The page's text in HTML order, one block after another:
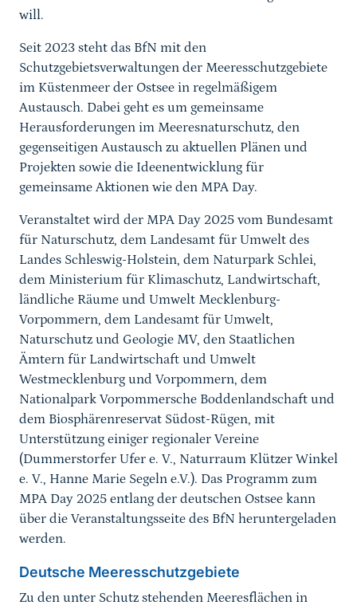
will.
Seit 2023 steht das BfN mit den
Schutzgebietsverwaltungen der Meeresschutzgebiete
im Küstenmeer der Ostsee in regelmäßigem
Austausch. Dabei geht es um gemeinsame
Herausforderungen im Meeresnaturschutz, den
gegenseitigen Austausch zu aktuellen Plänen und
Projekten sowie die Ideenentwicklung für
gemeinsame Aktionen wie den MPA Day.
Veranstaltet wird der MPA Day 2025 vom Bundesamt
für Naturschutz, dem Landesamt für Umwelt des
Landes Schleswig-Holstein, dem Naturpark Schlei,
dem Ministerium für Klimaschutz, Landwirtschaft,
ländliche Räume und Umwelt Mecklenburg-
Vorpommern, dem Landesamt für Umwelt,
Naturschutz und Geologie MV, den Staatlichen
Ämtern für Landwirtschaft und Umwelt
Westmecklenburg und Vorpommern, dem
Nationalpark Vorpommersche Boddenlandschaft und
dem Biosphärenreservat Südost-Rügen, mit
Unterstützung einiger regionaler Vereine
(Dummerstorfer Ufer e. V., Naturraum Klützer Winkel
e. V., Hanne Marie Segeln e.V.). Das Programm zum
MPA Day 2025 entlang der deutschen Ostsee kann
über die Veranstaltungsseite des BfN heruntergeladen
werden.
Deutsche Meeresschutzgebiete
Zu den unter Schutz stehenden Meeresflächen in